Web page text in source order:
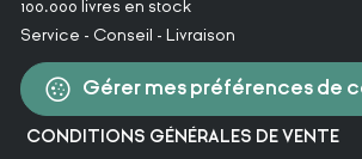
100.000 livres en stock
Service - Conseil - Livraison
Gérer mes préférences de
CONDITIONS GÉNÉRALES DE VENTE